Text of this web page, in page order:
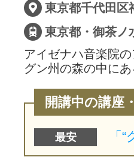
東京都千代田区
東京都・御茶ノ
アイゼナハ音楽院
グン州の森の中に
開講中の講座
最安